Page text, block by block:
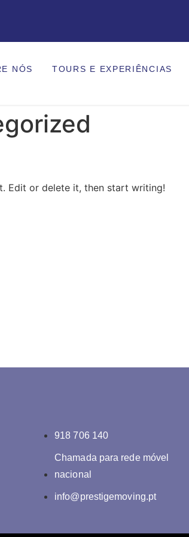
NÓS TOURS E EXPERIÊNCIAS
Edit or delete it, then start writing!
918 706 140
Chamada para rede móvel
nacional
info@prestigemoving.pt